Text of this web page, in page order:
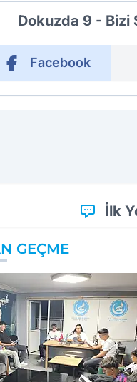
Dokuzda 9 - Bizi
Facebook
İlk
GEÇME